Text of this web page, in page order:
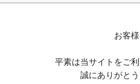
お客
平素は当サイトをご
誠にありがとう